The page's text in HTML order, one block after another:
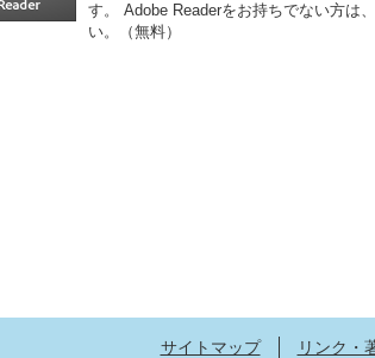
す。
Adobe Readerをお持ちでない方は
い。（無料）
サイトマップ リンク・